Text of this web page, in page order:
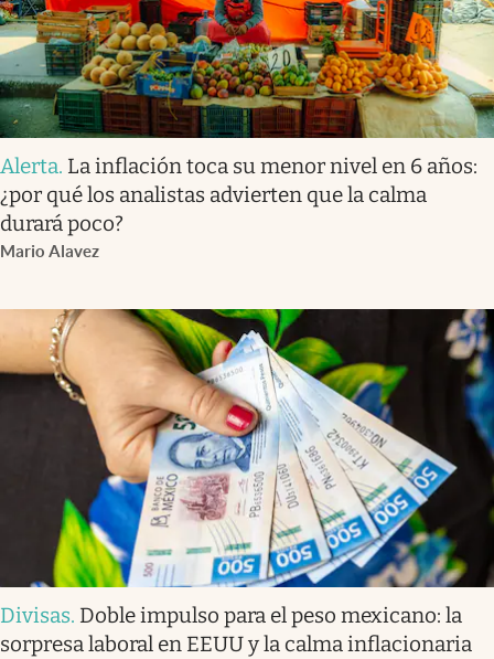
Alerta. La inflación toca su menor nivel en 6 años:
¿por qué los analistas advierten que la calma
durará poco?
Mario Alavez
Divisas. Doble impulso para el peso mexicano: la
sorpresa laboral en EEUU y la calma inflacionaria